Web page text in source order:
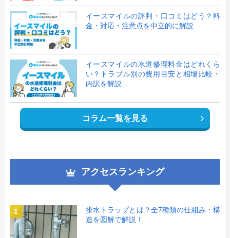
イースマイルの評判・口コミはどう？料
金・対応・注意点を中立的に解説
イースマイルの水道修理料金はどれくら
い？トラブル別の費用目安と相場比較・
内訳を解説
コラム一覧を見る
アクセスランキング
1
排水トラップとは？全7種類の仕組み・構
造を図解で解説！